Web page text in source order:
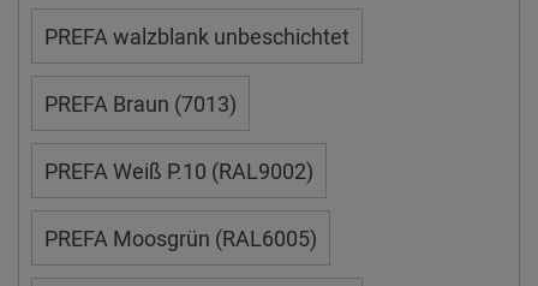
PREFA walzblank unbeschichtet
PREFA Braun (7013)
PREFA Weiß P.10 (RAL9002)
PREFA Moosgrün (RAL6005)